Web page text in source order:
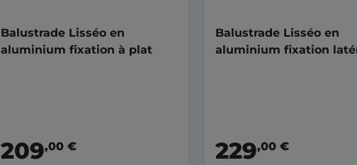
Balustrade Lisséo en
aluminium fixation à plat
209,00 €
Balustrade Lisséo en
aluminium fixation
229,00 €